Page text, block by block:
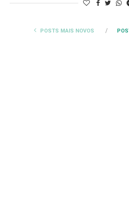
POSTS MAIS NOVOS